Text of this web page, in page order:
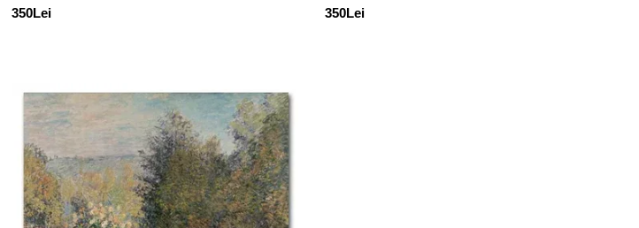
350Lei
350Lei